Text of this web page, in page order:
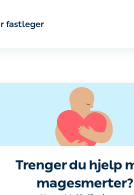
fastleger
Trenger du hjelp
magesmerter?